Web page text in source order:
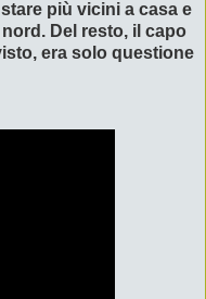
più vicini a casa e
Del resto, il capo
era solo questione